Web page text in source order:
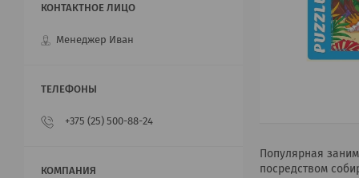
Популярная
посредством
Менеджер Иван
+375 (25) 500-88-24